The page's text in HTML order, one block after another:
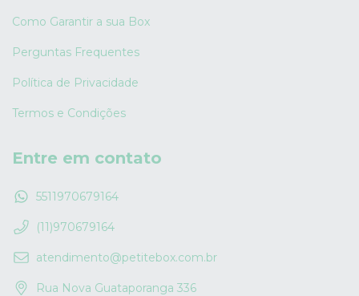
Como Garantir a sua Box
Perguntas Frequentes
Política de Privacidade
Termos e Condições
Entre em contato
5511970679164
(11)970679164
atendimento@petitebox.com.br
Rua Nova Guataporanga 336